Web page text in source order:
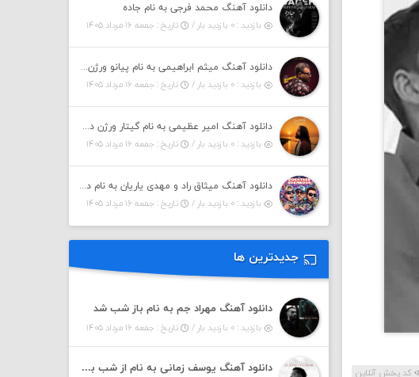
کد پخش آنلاین
دانلود آهنگ محمد فرجی به نام جاده
بازدید : ۰ بازدید بار /
تاریخ : جمعه ۱۶ مرداد ۱۴۰۵
دانلود آهنگ میثم ابراهیمی به نام پیانو ورژن مهربون من
بازدید : ۰ بازدید بار /
تاریخ : جمعه ۱۶ مرداد ۱۴۰۵
دانلود آهنگ امیر عظیمی به نام گیتار ورژن دختر بندر
بازدید : ۰ بازدید بار /
تاریخ : جمعه ۱۶ مرداد ۱۴۰۵
دانلود آهنگ میثاق راد و مهدی یاریان به نام دختر شمرون
بازدید : ۰ بازدید بار /
تاریخ : جمعه ۱۶ مرداد ۱۴۰۵
جدیدترین ها
دانلود آهنگ مهراد جم به نام باز شب شد
بازدید : ۰ بازدید بار / تاریخ : جمعه ۱۶ مرداد ۱۴۰۵
دانلود آهنگ یوسف زمانی به نام از شب بپرسید